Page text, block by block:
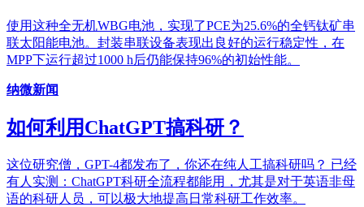
使用这种全无机WBG电池，实现了PCE为25.6%的全钙钛矿串
联太阳能电池。封装串联设备表现出良好的运行稳定性，在
MPP下运行超过1000 h后仍能保持96%的初始性能。
纳微新闻
如何利用ChatGPT搞科研？
这位研究僧，GPT-4都发布了，你还在纯人工搞科研吗？ 已经
有人实测：ChatGPT科研全流程都能用，尤其是对于英语非母
语的科研人员，可以极大地提高日常科研工作效率。